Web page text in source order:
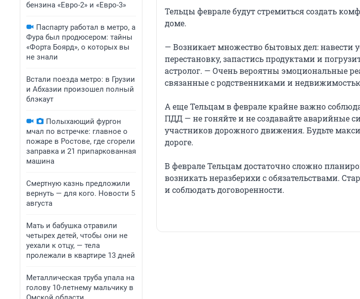
бензина «Евро-2» и «Евро-3»
Паспарту работал в метро, а
Фура был продюсером: тайны
«Форта Боярд», о которых вы
не знали
Встали поезда метро: в Грузии
и Абхазии произошел полный
блэкаут
Полыхающий фургон
мчал по встречке: главное о
пожаре в Ростове, где сгорели
заправка и 21 припаркованная
машина
Смертную казнь предложили
вернуть — для кого. Новости 5
августа
Мать и бабушка отравили
четырех детей, чтобы они не
уехали к отцу, — тела
пролежали в квартире 13 дней
Металлическая труба упала на
голову 10-летнему мальчику в
Тельцы феврале будут стремиться создать
доме.
— Возникает множество бытовых дел: навести
перестановку, запастись продуктами и
астролог. — Очень вероятны эмоциональные
связанные с родственниками и
А еще Тельцам в феврале крайне важно
ПДД — не гоняйте и не создавайте аварийные
участников дорожного движения. Будьте
дороге.
В феврале Тельцам достаточно сложно
возникать неразберихи с обязательствами.
и соблюдать договоренности.